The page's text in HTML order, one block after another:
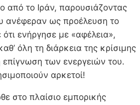
από το Ιράν, παρουσιάζοντας
ανέφεραν ως προέλευση το
ενήργησε με «αφέλεια»,
όλη τη διάρκεια της κρίσιμης
επίγνωση των ενεργειών του.
αρκετοί!
στο πλαίσιο εμπορικής